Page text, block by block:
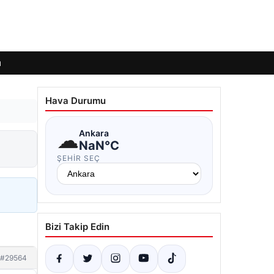
#29564
Hava Durumu
☁Ankara
NaN°C
ŞEHIR SEÇ
Bizi Takip Edin